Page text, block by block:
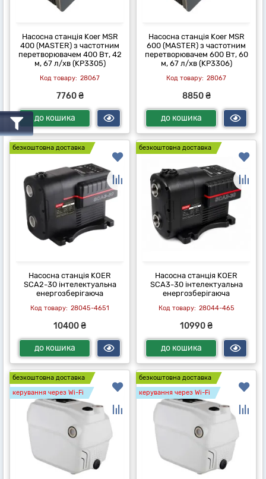
Насосна станція Koer MSR
400 (MASTER) з частотним
перетворювачем 400 Вт, 42
м, 67 л/хв (KP3305)
28067
7760 ₴
до кошика
Насосна станція Koer MSR
600 (MASTER) з частотним
перетворювачем 600 Вт, 60
м, 67 л/хв (KP3306)
28067
8850 ₴
до кошика
безкоштовна доставка
Насосна станція KOER
SCA2-30 інтелектуальна
енергозберігаюча
28045-4651
10400 ₴
до кошика
безкоштовна доставка
Насосна станція KOER
SCA3-30 інтелектуальна
енергозберігаюча
28044-465
10990 ₴
до кошика
безкоштовна доставка
керування через Wi-Fi
безкоштовна доставка
керування через Wi-Fi